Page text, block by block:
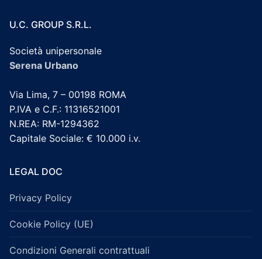
U.C. GROUP S.R.L.
Società unipersonale
Serena Urbano
Via Lima, 7 – 00198 ROMA
P.IVA e C.F.: 11316521001
N.REA: RM-1294362
Capitale Sociale: € 10.000 i.v.
LEGAL DOC
Privacy Policy
Cookie Policy (UE)
Condizioni Generali contrattuali